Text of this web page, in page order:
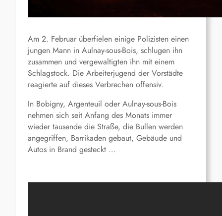
Am 2. Februar überfielen einige Polizisten einen
jungen Mann in Aulnay-sous-Bois, schlugen ihn
zusammen und vergewaltigten ihn mit einem
Schlagstock. Die Arbeiterjugend der Vorstädte
reagierte auf dieses Verbrechen offensiv.
In Bobigny, Argenteuil oder Aulnay-sous-Bois
nehmen sich seit Anfang des Monats immer
wieder tausende die Straße, die Bullen werden
angegriffen, Barrikaden gebaut, Gebäude und
Autos in Brand gesteckt …